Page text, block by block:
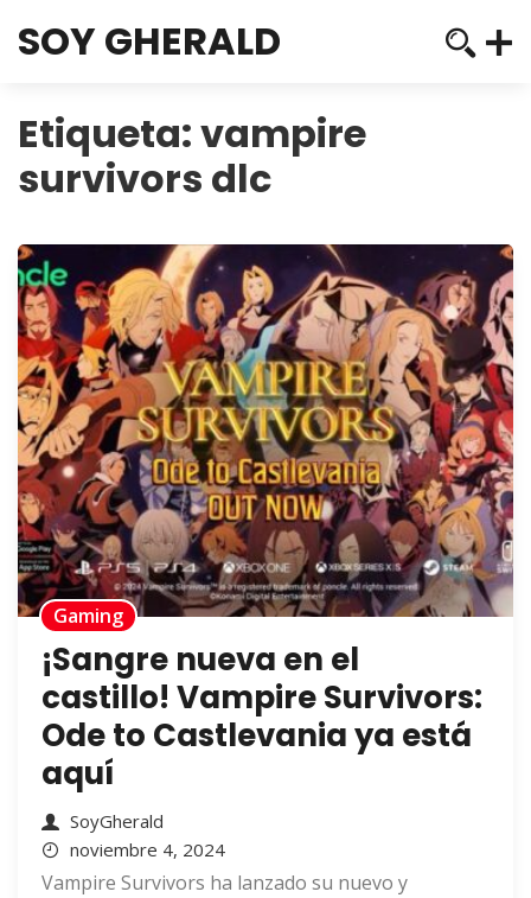
SOY GHERALD
Etiqueta:vampire
survivors dlc
Gaming
¡Sangre nueva en el
castillo! Vampire Survivors:
Ode to Castlevania ya está
aquí
SoyGherald
noviembre 4, 2024
Vampire Survivors ha lanzado su nuevo y